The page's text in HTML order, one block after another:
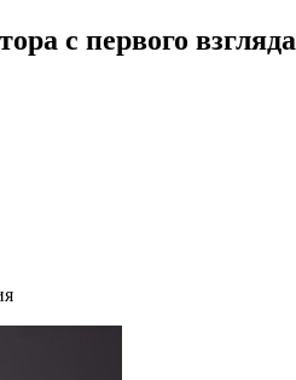
с первого взгляда